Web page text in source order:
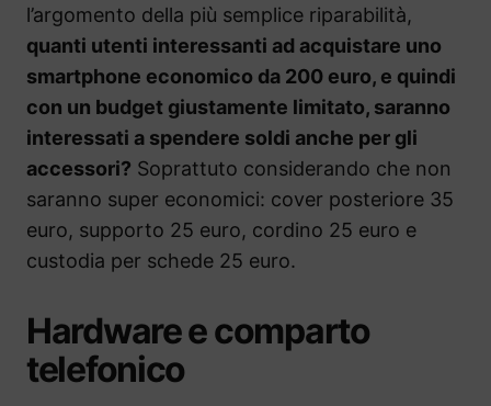
l’argomento della più semplice riparabilità,
quanti utenti interessanti ad acquistare uno
smartphone economico da 200 euro, e quindi
con un budget giustamente limitato, saranno
interessati a spendere soldi anche per gli
accessori? Soprattuto considerando che non
saranno super economici: cover posteriore 35
euro, supporto 25 euro, cordino 25 euro e
custodia per schede 25 euro.
Hardware e comparto
telefonico